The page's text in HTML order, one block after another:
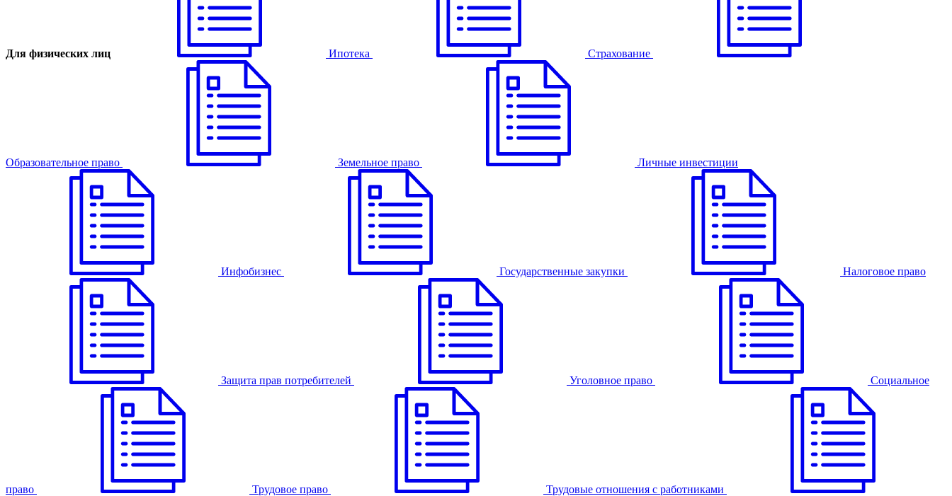
Для физических лиц Ипотека Страхование
Образовательное право Земельное право Личные инвестиции
Инфобизнес Государственные закупки Налоговое право
Защита прав потребителей Уголовное право Cоциальное
право Трудовое право Трудовые отношения с работниками